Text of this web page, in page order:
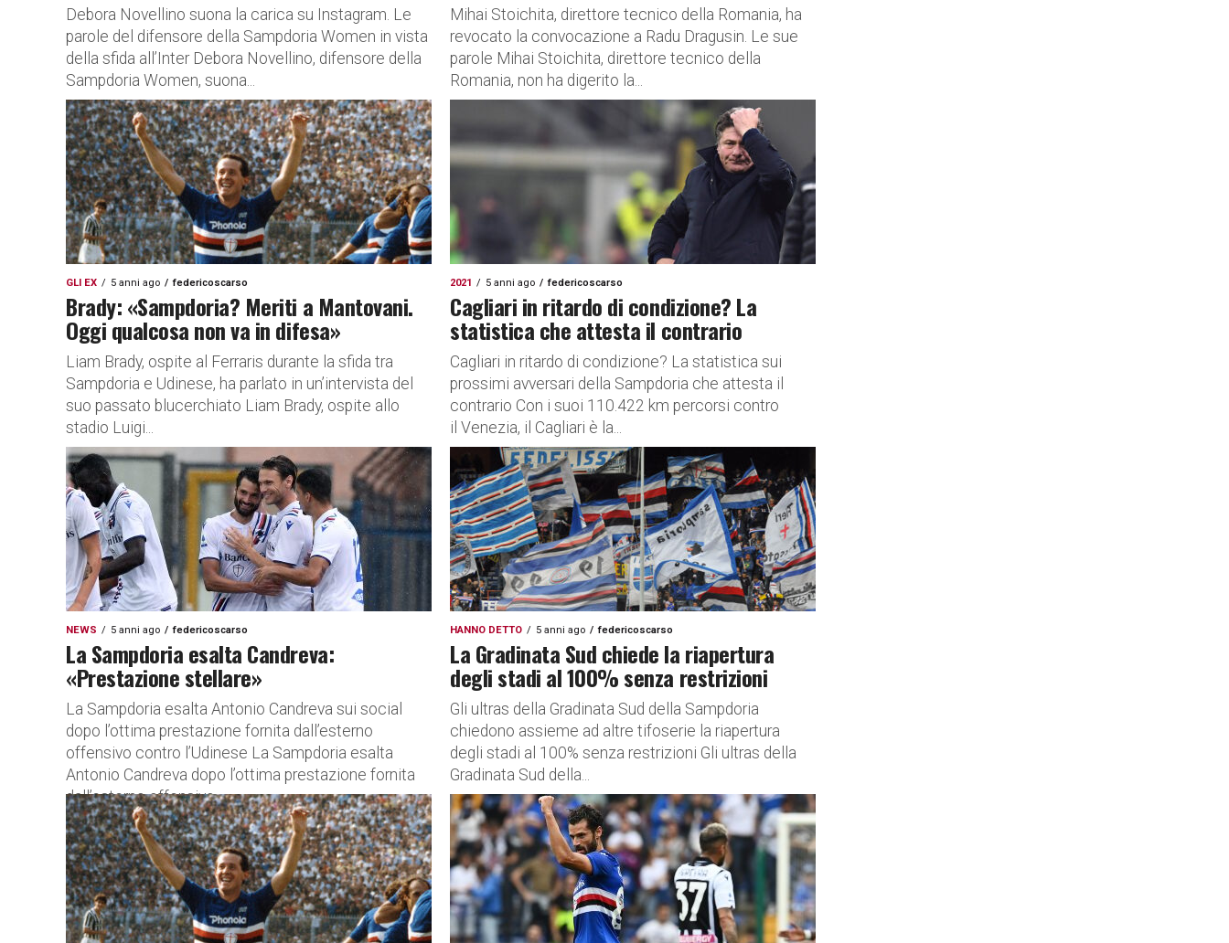
Debora Novellino suona la carica su Instagram. Le
parole del difensore della Sampdoria Women in vista
della sfida all’Inter Debora Novellino, difensore della
Sampdoria Women, suona...
Mihai Stoichita, direttore tecnico della Romania, ha
revocato la convocazione a Radu Dragusin. Le sue
parole Mihai Stoichita, direttore tecnico della
Romania, non ha digerito la...
GLI EX 5 anni ago federicoscarso
Brady: «Sampdoria? Meriti a Mantovani.
Oggi qualcosa non va in difesa»
Liam Brady, ospite al Ferraris durante la sfida tra
Sampdoria e Udinese, ha parlato in un’intervista del
suo passato blucerchiato Liam Brady, ospite allo
stadio Luigi...
2021 5 anni ago federicoscarso
Cagliari in ritardo di condizione? La
statistica che attesta il contrario
Cagliari in ritardo di condizione? La statistica sui
prossimi avversari della Sampdoria che attesta il
contrario Con i suoi 110.422 km percorsi contro
il Venezia, il Cagliari è la...
NEWS 5 anni ago federicoscarso
La Sampdoria esalta Candreva:
«Prestazione stellare»
La Sampdoria esalta Antonio Candreva sui social
dopo l’ottima prestazione fornita dall’esterno
offensivo contro l’Udinese La Sampdoria esalta
Antonio Candreva dopo l’ottima prestazione fornita
dall’esterno offensivo...
HANNO DETTO 5 anni ago federicoscarso
La Gradinata Sud chiede la riapertura
degli stadi al 100% senza restrizioni
Gli ultras della Gradinata Sud della Sampdoria
chiedono assieme ad altre tifoserie la riapertura
degli stadi al 100% senza restrizioni Gli ultras della
Gradinata Sud della...